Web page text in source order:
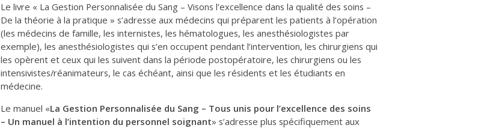
Le livre « La Gestion Personnalisée du Sang – Visons l’excellence dans la qualité des soins –
De la théorie à la pratique » s’adresse aux médecins qui préparent les patients à l’opération
(les médecins de famille, les internistes, les hématologues, les anesthésiologistes par
exemple), les anesthésiologistes qui s’en occupent pendant l’intervention, les chirurgiens qui
les opèrent et ceux qui les suivent dans la période postopératoire, les chirurgiens ou les
intensivistes/réanimateurs, le cas échéant, ainsi que les résidents et les étudiants en
médecine.
Le manuel «La Gestion Personnalisée du Sang – Tous unis pour l’excellence des soins
– Un manuel à l’intention du personnel soignant» s’adresse plus spécifiquement aux